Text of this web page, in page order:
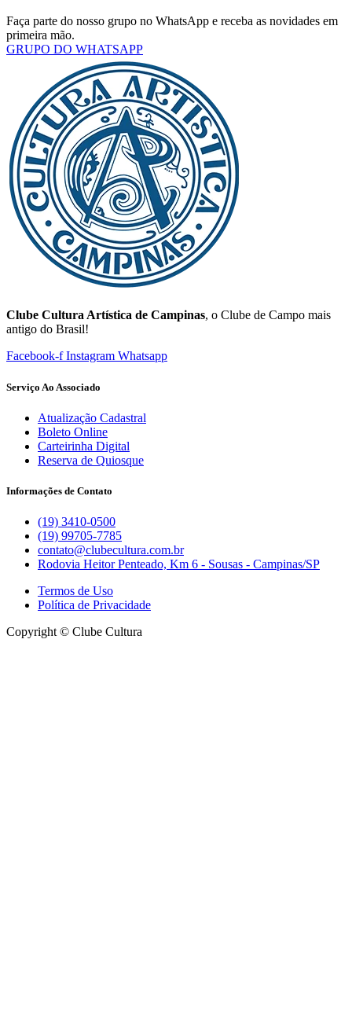
Faça parte do nosso grupo no WhatsApp e receba as novidades em
primeira mão.
GRUPO DO WHATSAPP
Clube Cultura Artística de Campinas, o Clube de Campo mais
antigo do Brasil!
Facebook-f Instagram Whatsapp
Serviço Ao Associado
Atualização Cadastral
Boleto Online
Carteirinha Digital
Reserva de Quiosque
Informações de Contato
(19) 3410-0500
(19) 99705-7785
contato@clubecultura.com.br
Rodovia Heitor Penteado, Km 6 - Sousas - Campinas/SP
Termos de Uso
Política de Privacidade
Copyright © Clube Cultura